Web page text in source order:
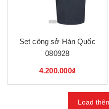
Set công sở Hàn Quốc
080928
4.200.000₫
Load